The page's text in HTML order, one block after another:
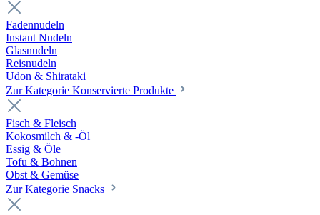
Fadennudeln
Instant Nudeln
Glasnudeln
Reisnudeln
Udon & Shirataki
Zur Kategorie Konservierte Produkte
Fisch & Fleisch
Kokosmilch & -Öl
Essig & Öle
Tofu & Bohnen
Obst & Gemüse
Zur Kategorie Snacks